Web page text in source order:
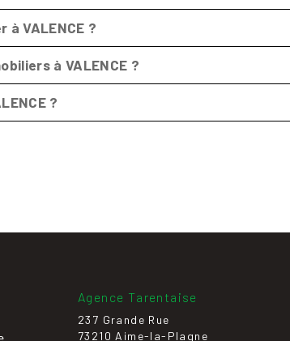
VALENCE ?
à VALENCE ?
?
Agence Tarentaise
237 Grande Rue
73210 Aime-la-Plagne